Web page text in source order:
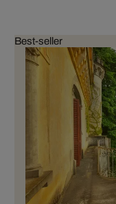
Best-seller